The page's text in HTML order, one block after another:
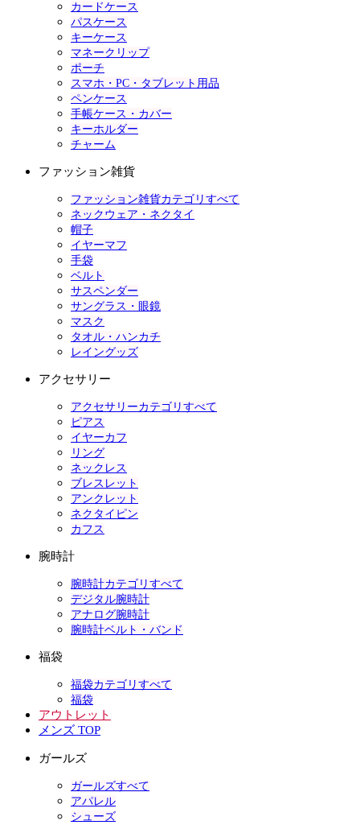
カードケース
パスケース
キーケース
マネークリップ
ポーチ
スマホ・PC・タブレット用品
ペンケース
手帳ケース・カバー
キーホルダー
チャーム
ファッション雑貨
ファッション雑貨カテゴリすべて
ネックウェア・ネクタイ
帽子
イヤーマフ
手袋
ベルト
サスペンダー
サングラス・眼鏡
マスク
タオル・ハンカチ
レイングッズ
アクセサリー
アクセサリーカテゴリすべて
ピアス
イヤーカフ
リング
ネックレス
ブレスレット
アンクレット
ネクタイピン
カフス
腕時計
腕時計カテゴリすべて
デジタル腕時計
アナログ腕時計
腕時計ベルト・バンド
福袋
福袋カテゴリすべて
福袋
アウトレット
メンズ TOP
ガールズ
ガールズすべて
アパレル
シューズ